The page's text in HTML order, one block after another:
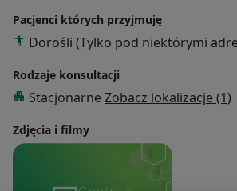
(wrzodziejące zapalenie jelita
Leśniowskiego-Crohna),
choroba uchyłkowa jelita grubego,
ostre i przewlekłe zapalenie trzustki,
choroby wątroby.
Pan doktor posiada dyplomy
uprawniające do wykonywania
endoskopowych w zakresie:
Pacjenci których przyjmuję
Dorośli (Tylko pod niektórymi
Rodzaje konsultacji
Stacjonarne Zobacz lokalizacje (1)
Zdjęcia i filmy